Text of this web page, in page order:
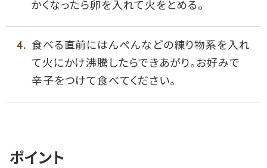
かくなったら卵を入れて火をとめる。
食べる直前にはんぺんなどの練り物系を入れ
て火にかけ沸騰したらできあがり。お好みで
辛子をつけて食べてください。
ポイント